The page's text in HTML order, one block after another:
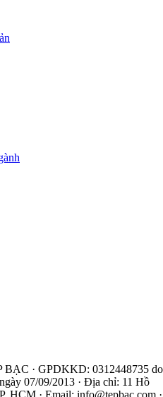
· GPDKKD: 0312448735 do
07/09/2013 · Địa chỉ: 11 Hồ
HCM · Email: info@tepbac.com ·